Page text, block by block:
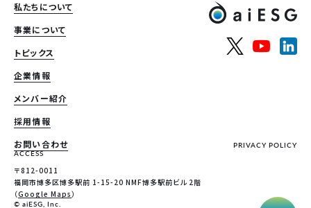
私たちについて
事業について
トピックス
企業情報
メンバー紹介
採用情報
お問い合わせ
PRIVACY POLICY
ACCESS
〒812-0011
福岡市博多区博多駅前 1-15-20 NMF博多駅前ビル 2階
（Google Maps）
© aiESG, Inc.